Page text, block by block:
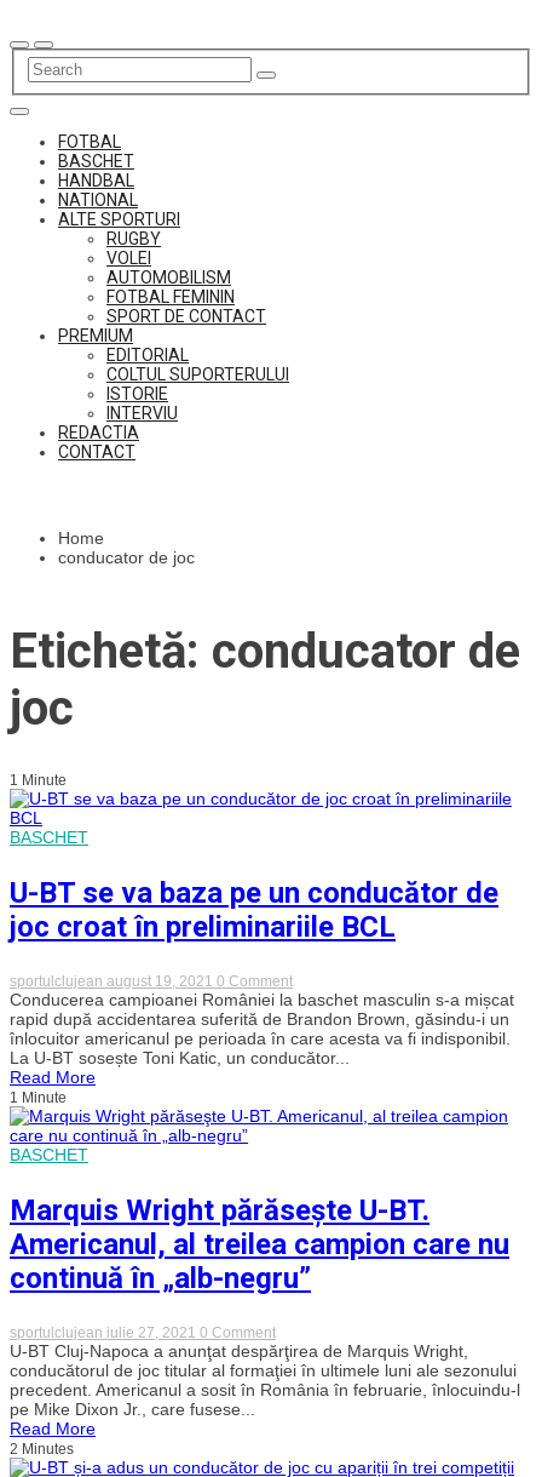
to
content
FOTBAL
BASCHET
HANDBAL
NATIONAL
ALTE SPORTURI
RUGBY
VOLEI
AUTOMOBILISM
FOTBAL FEMININ
SPORT DE CONTACT
PREMIUM
EDITORIAL
COLTUL SUPORTERULUI
ISTORIE
INTERVIU
REDACTIA
CONTACT
Home
conducator de joc
Etichetă: conducator de
joc
1 Minute
BASCHET
U-BT se va baza pe un conducător de
joc croat în preliminariile BCL
sportulclujean august 19, 2021 0 Commenton
U-
BT
se
va
baza
conducător
preliminariile
BCL
Conducerea campioanei României la baschet masculin s-a mișcat
rapid după accidentarea suferită de Brandon Brown, găsindu-i un
înlocuitor americanul pe perioada în care acesta va fi indisponibil.
La U-BT sosește Toni Katic, un conducător...
Read More
1 Minute
BASCHET
Marquis Wright părăseşte U-BT.
Americanul, al treilea campion care nu
continuă în „alb-negru”
sportulclujean iulie 27, 2021 0 Commenton
Marquis
Wright
părăseşte
U-
treilea
U-BT Cluj-Napoca a anunţat despărţirea de Marquis Wright,
conducătorul de joc titular al formaţiei în ultimele luni ale sezonului
precedent. Americanul a sosit în România în februarie, înlocuindu-l
pe Mike Dixon Jr., care fusese...
Read More
2 Minutes